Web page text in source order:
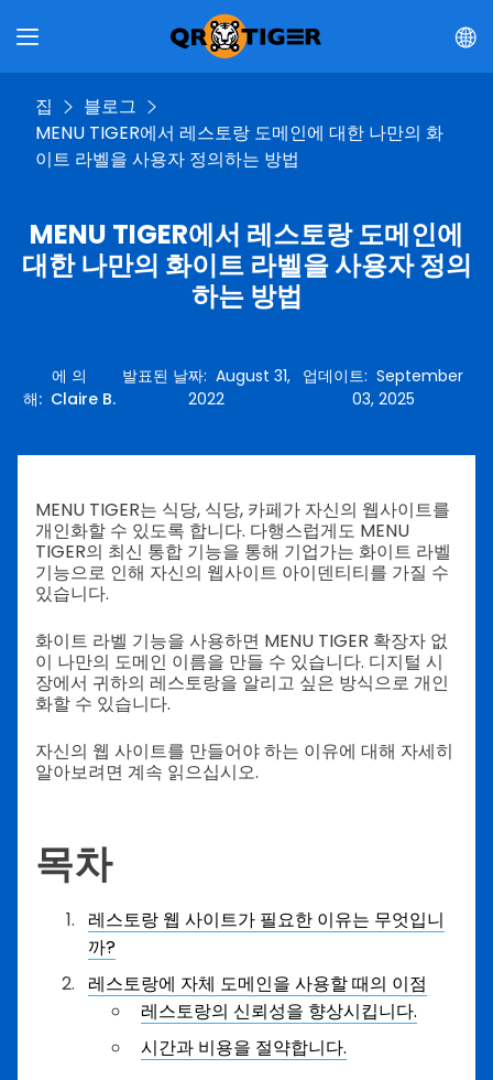
집
블로그
MENU TIGER에서 레스토랑 도메인에 대한 나만의 화
이트 라벨을 사용자 정의하는 방법
MENU TIGER에서 레스토랑 도메인에
대한 나만의 화이트 라벨을 사용자 정의
하는 방법
에 의
해: Claire B.
발표된 날짜: August 31,
2022
업데이트:September
03, 2025
MENU TIGER는 식당, 식당, 카페가 자신의 웹사이트를
개인화할 수 있도록 합니다. 다행스럽게도 MENU
TIGER의 최신 통합 기능을 통해 기업가는 화이트 라벨
기능으로 인해 자신의 웹사이트 아이덴티티를 가질 수
있습니다.
화이트 라벨 기능을 사용하면 MENU TIGER 확장자 없
이 나만의 도메인 이름을 만들 수 있습니다. 디지털 시
장에서 귀하의 레스토랑을 알리고 싶은 방식으로 개인
화할 수 있습니다.
자신의 웹 사이트를 만들어야 하는 이유에 대해 자세히
알아보려면 계속 읽으십시오.
목차
레스토랑 웹 사이트가 필요한 이유는 무엇입니
까?
레스토랑에 자체 도메인을 사용할 때의 이점
레스토랑의 신뢰성을 향상시킵니다.
시간과 비용을 절약합니다.